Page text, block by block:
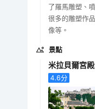
了羅馬雕塑、
很多的雕塑作
像等。
景點
米拉貝爾宮
4.6分